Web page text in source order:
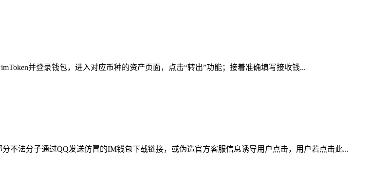
并登录钱包，进入对应币种的资产页面，点击“转出”功能；接着准确填写接收钱...
不法分子通过QQ发送仿冒的IM钱包下载链接，或伪造官方客服信息诱导用户点击，用户若点击此...